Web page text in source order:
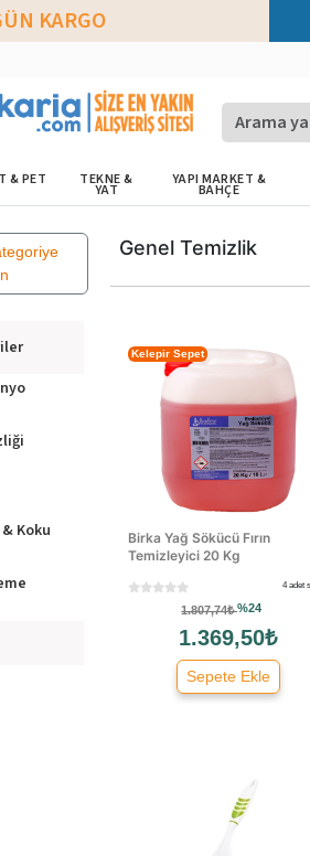
KARGO
& PET TEKNE &
YAT
YAPI MARKET &
BAHÇE
Koku
Genel Temizlik
Birka Yağ Sökücü Fırın
Temizleyici 20 Kg
Kelepir Sepet
4 adet
1.807,74₺%24
1.369,50₺
Sepete Ekle